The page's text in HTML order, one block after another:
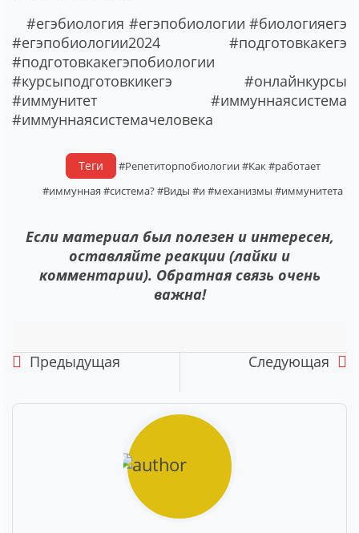
#егэбиология #егэпобиологии #биологияегэ
#егэпобиологии2024 #подготовкакегэ
#подготовкакегэпобиологии
#курсыподготовкикегэ #онлайнкурсы
#иммунитет #иммуннаясистема
#иммуннаясистемачеловека
Теги #Репетиторпобиологии#Как#работает
#иммунная #система?#Виды #и#механизмы #иммунитета
Если материал был полезен и интересен,
оставляйте реакции (лайки и
комментарии). Обратная связь очень
важна!
Предыдущая Следующая